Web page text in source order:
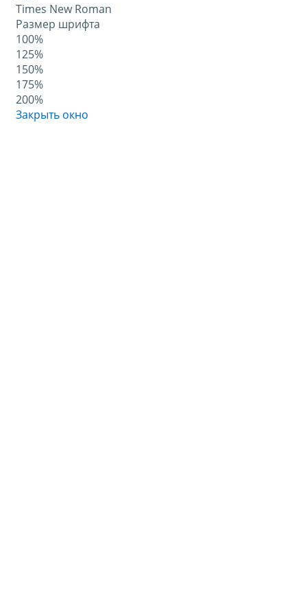
Times New Roman
Размер шрифта
100%
125%
150%
175%
200%
Закрыть окно